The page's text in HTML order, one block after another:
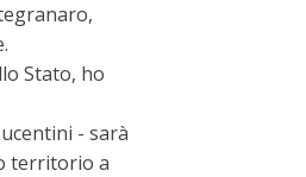
Stato, ho
- sarà
territorio a